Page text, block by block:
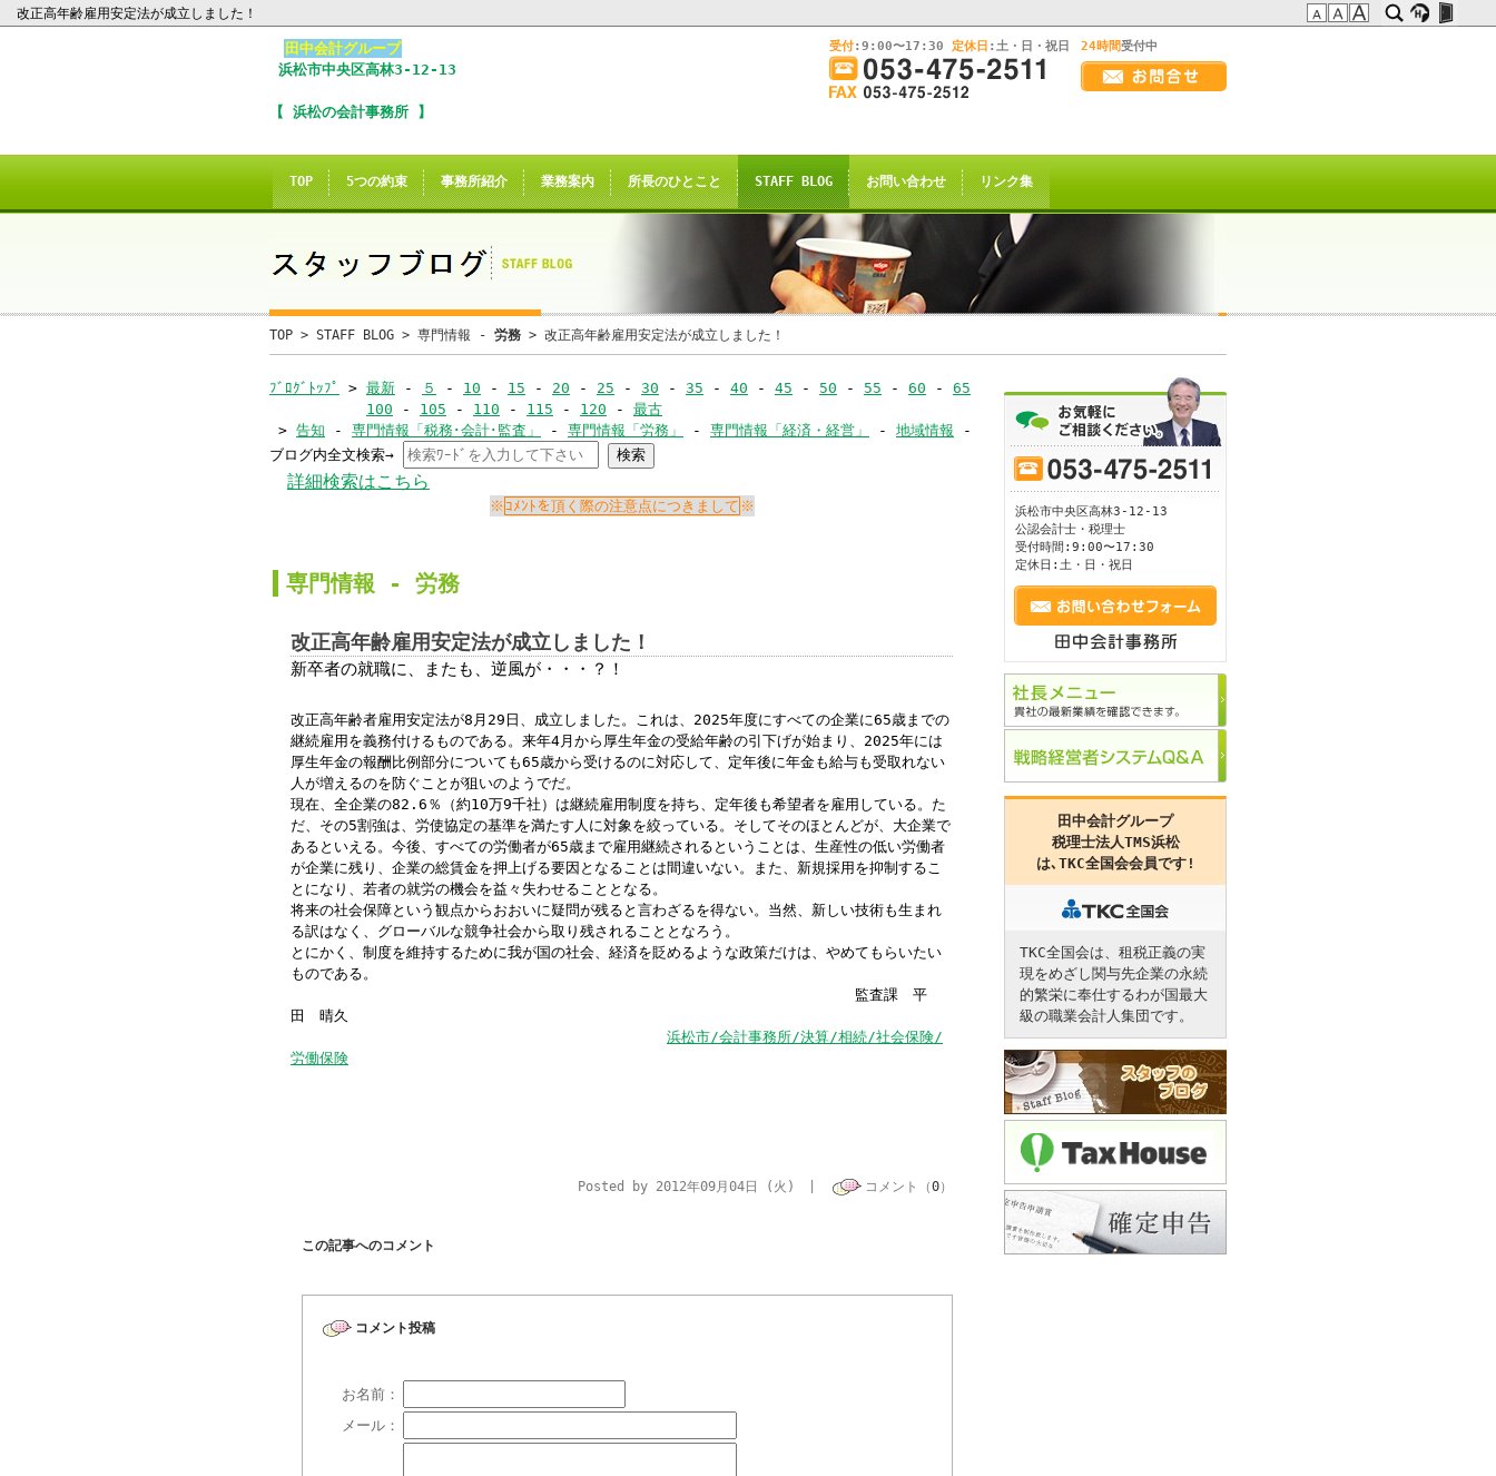
改正高年齢雇用安定法が成立しました！
画
面
幅
て
ご
ご
さ
い
このままInternet Explorerから閲覧する場合はコチラ
※Internet Explorer互換の他のブラウザ(Trident系)でも
このお知らせの表示される場合がございますが
誠に申し訳ございませんが、2021年4月28日を以て
当サイトのInternet Explorerからの閲覧のサポートは終了致しました。
恐れ入りますが、
当サイト推奨ブラウザ
、または
Windows標準のMicrosoft Edge
からアクセスして頂くようお願い申し上げます。
詳細案内ページはコチラ
田中会計グループ
(浜松市中央区高林3-12-13)
電話:０５３－４７５－２５１１㈹
このままInternet Explorerから閲覧する場合はコチラ
田中会計グループ
浜松市中央区高林3-12-13
【 浜松の会計事務所 】
受付:9:00〜17:30 定休日 :土・日・祝日 24時間受付中
TOP 5つの約束 事務所紹介 業務案内 所長のひとこと STAFF BLOG お問い合わせ リンク集
TOP > STAFF BLOG > 専門情報 - 労務 > 改正高年齢雇用安定法が成立しました！
ﾌﾞﾛｸﾞﾄｯﾌﾟ > 最新 - ５ - 10 - 15 - 20 - 25 - 30 - 35 - 40 - 45 - 50 - 55 - 60 - 65 70-75-80-85-90-95
100 - 105 - 110 - 115 - 120 - 最古
> 告知 - 専門情報「税務･会計･監査」 - 専門情報「労務」 - 専門情報「経済・経営」 - 地域情報 -
ｺｰﾋｰﾌﾞﾚｲｸ
ブログ内全文検索→
詳細検索はこちら
ｺﾒﾝﾄを頂く際の注意点につきまして
専門情報 - 労務
改正高年齢雇用安定法が成立しました！
新卒者の就職に、またも、逆風が・・・？！
改正高年齢者雇用安定法が8月29日、成立しました。これは、2025年度にすべての企業に65歳までの
継続雇用を義務付けるものである。来年4月から厚生年金の受給年齢の引下げが始まり、2025年には
厚生年金の報酬比例部分についても65歳から受けるのに対応して、定年後に年金も給与も受取れない
人が増えるのを防ぐことが狙いのようでだ。
現在、全企業の82.6％（約10万9千社）は継続雇用制度を持ち、定年後も希望者を雇用している。た
だ、その5割強は、労使協定の基準を満たす人に対象を絞っている。そしてそのほとんどが、大企業で
あるといえる。今後、すべての労働者が65歳まで雇用継続されるということは、生産性の低い労働者
が企業に残り、企業の総賃金を押上げる要因となることは間違いない。また、新規採用を抑制するこ
とになり、若者の就労の機会を益々失わせることとなる。
将来の社会保障という観点からおおいに疑問が残ると言わざるを得ない。当然、新しい技術も生まれ
る訳はなく、グローバルな競争社会から取り残されることとなろう。
とにかく、制度を維持するために我が国の社会、経済を貶めるような政策だけは、やめてもらいたい
ものである。
監査課 平
田 晴久
浜松市/会計事務所/決算/相続/社会保険/
労働保険
Posted by 2012年09月04日 (火) | コメント（0）
この記事へのコメント
コメント投稿
お名前：
メール：
浜松市中央区高林3-12-13
公認会計士・税理士
受付時間:9:00〜17:30
定休日:土・日・祝日
田中会計グループ
税理士法人TMS浜松
は､ TKC全国会会員です!
TKC全国会は、租税正義の実
現をめざし関与先企業の永続
的繁栄に奉仕するわが国最大
級の職業会計人集団です。